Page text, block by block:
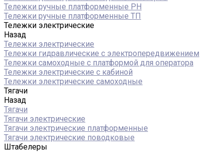
Тележки ручные платформенные PH
Тележки ручные платформенные ТП
Тележки электрические
Назад
Тележки электрические
Тележки гидравлические с электропередвижением
Тележки самоходные с платформой для оператора
Тележки электрические с кабиной
Тележки электрические самоходные
Тягачи
Назад
Тягачи
Тягачи электрические
Тягачи электрические платформенные
Тягачи электрические поводковые
Штабелеры